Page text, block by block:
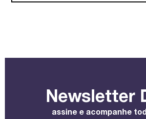
Newsletter
assine e acompanhe